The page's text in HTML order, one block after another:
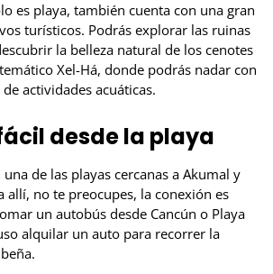
es playa, también cuenta con una gran
turísticos. Podrás explorar las ruinas
la belleza natural de los cenotes
Xel-Há, donde podrás nadar con
actividades acuáticas.
desde la playa
de las playas cercanas a Akumal y
allí, no te preocupes, la conexión es
un autobús desde Cancún o Playa
alquilar un auto para recorrer la